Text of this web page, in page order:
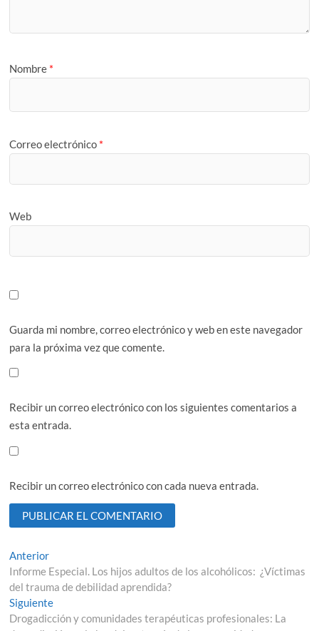
Nombre *
Correo electrónico *
Web
Guarda mi nombre, correo electrónico y web en este navegador
para la próxima vez que comente.
Recibir un correo electrónico con los siguientes comentarios a
esta entrada.
Recibir un correo electrónico con cada nueva entrada.
Navegación
de
entradas
AnteriorEntrada
anterior:
Informe Especial. Los hijos adultos de los alcohólicos: ¿Víctimas
del trauma de debilidad aprendida?
SiguienteEntrada
siguiente:
Drogadicción y comunidades terapéuticas profesionales: La